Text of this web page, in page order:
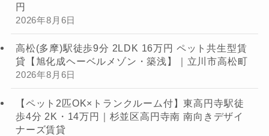
円
2026年8月6日
高松(多摩)駅徒歩9分 2LDK 16万円 ペット共生型賃
貸【旭化成ヘーベルメゾン・築浅】｜立川市高松町
2026年8月6日
【ペット2匹OK×トランクルーム付】東高円寺駅徒
歩4分 2K・14万円｜杉並区高円寺南 南向きデザイ
ナーズ賃貸